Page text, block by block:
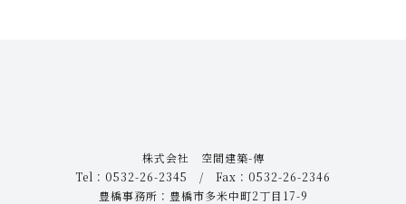
株式会社 空間建築-傳
Tel：0532-26-2345 / Fax：0532-26-2346
豊橋事務所：豊橋市多米中町2丁目17-9